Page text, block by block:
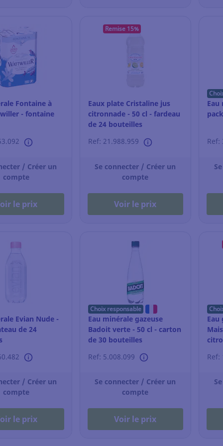
Fontaine à
- fontaine
/ Créer un
compte
le prix
Remise 15%
Eaux plate Cristaline jus
citronnade - 50 cl - fardeau
de 24 bouteilles
Ref: 21.988.959
Se connecter / Créer un
compte
Voir le prix
Eau
Ref:
Evian Nude -
de 24
/ Créer un
compte
le prix
Choix responsable
Eau minérale gazeuse
Badoit verte - 50 cl - carton
de 30 bouteilles
Ref: 5.008.099
Se connecter / Créer un
compte
Voir le prix
Eau
Ref: